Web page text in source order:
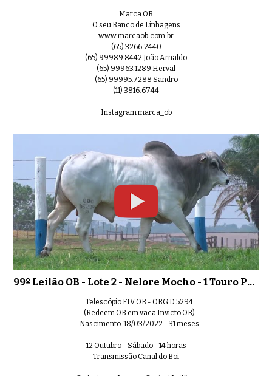
0:41 99º Leilão OB - Lote 16 - Nelore
01:05 99º Leilão OB - Lote 17 - Nelore
0:45 99º Leilão OB - Lote 18 - Nelore
99º Leilão OB - Lote 19 - Nelore
0:43 99º Leilão OB - Lote 20 - Nelore
Marca OB
O seu Banco de Linhagens
www.marcaob.com.br
(65) 3266.2440
(65) 99989.8442 João Arnaldo
(65) 99963.1289 Herval
(65) 99995.7288 Sandro
(11) 3816.6744
Instagram marca_ob
99º Leilão OB - Lote 2 - Nelore Mocho - 1 Touro PO Registrado
... Telescópio FIV OB - OBG D 5294
... (Redeem OB em vaca Invicto OB)
... Nascimento: 18/03/2022 - 31 meses
12 Outubro - Sábado - 14 horas
Transmissão Canal do Boi